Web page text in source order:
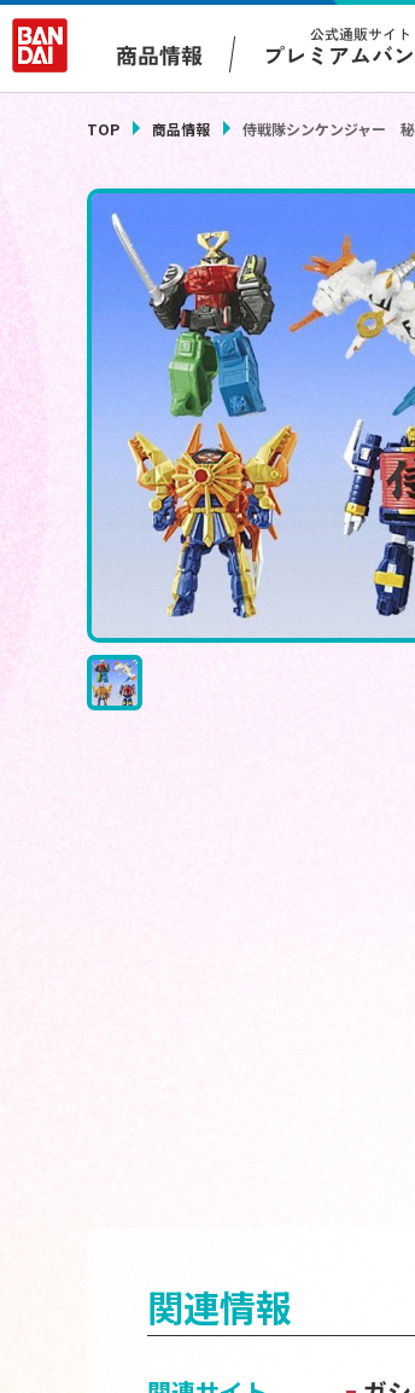
商品情報
公式通販サイト
プレミアムバ
TOP 商品情報 侍戦隊シンケンジャー 秘
関連情報